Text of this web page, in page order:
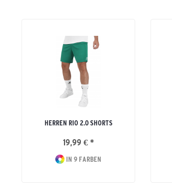
HERREN RIO 2.0 SHORTS
19,99 € *
IN 9 FARBEN